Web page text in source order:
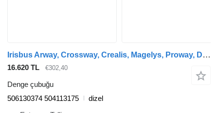
Irisbus Arway, Crossway, Crealis, Magelys, Proway, Daily Tourys (2006-) otobüs için Irisbus kavşak (01.06-) 506130374 denge çubuğu
16.620 TL €302,40
Denge çubuğu
506130374 504113175
dizel